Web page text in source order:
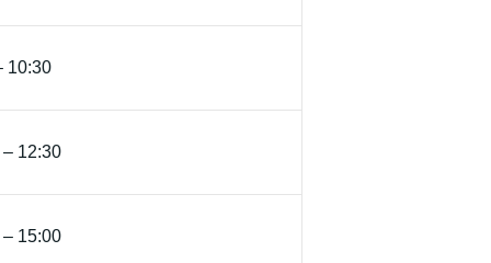
10:30
12:30
15:00